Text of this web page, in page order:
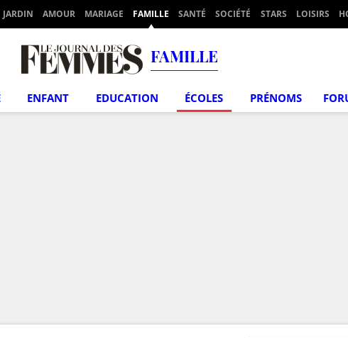
JARDIN AMOUR MARIAGE FAMILLE SANTÉ SOCIÉTÉ STARS LOISIRS
FAMILLE
ENFANT EDUCATION ÉCOLES PRÉNOMS